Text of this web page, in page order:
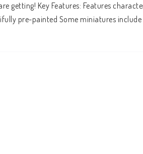
getting! Key Features: Features
pre-painted Some miniatures